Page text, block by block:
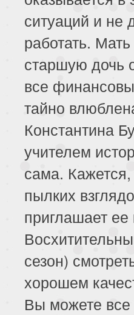
ситуаций и не
работать.
старшую дочь
все
тайно
Константина
учителем
сама.
пылких
приглашает
сезон)
хорошем
Вы можете все